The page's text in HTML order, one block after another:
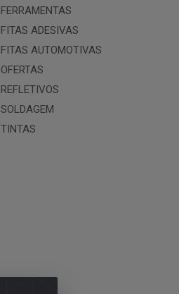
FERRAMENTAS
FITAS ADESIVAS
FITAS AUTOMOTIVAS
OFERTAS
REFLETIVOS
SOLDAGEM
TINTAS